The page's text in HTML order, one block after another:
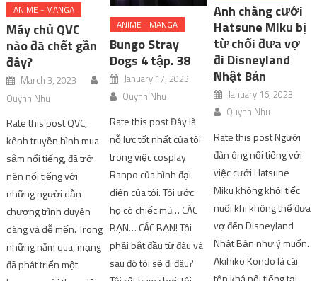
ANIME - MANGA
Máy chủ QVC
nào đã chết gần
đây?
March 3, 2023
Quynh Nhu
Rate this post QVC,
kênh truyền hình mua
sắm nổi tiếng, đã trở
nên nổi tiếng với
những người dẫn
chương trình duyên
dáng và dễ mến. Trong
những năm qua, mạng
đã phát triển một
ANIME - MANGA
Bungo Stray
Dogs 4 tập. 38
January 17, 2023
Quynh Nhu
Rate this post Đây là
nỗ lực tốt nhất của tôi
trong việc cosplay
Ranpo của hình đại
diện của tôi. Tôi ước
họ có chiếc mũ… CÁC
BẠN… CÁC BẠN! Tôi
phải bắt đầu từ đâu và
sau đó tôi sẽ đi đâu?
Anh chàng cưới
Hatsune Miku bị
từ chối đưa vợ
đi Disneyland
Nhật Bản
January 16, 2023
Quynh Nhu
Rate this post Người
đàn ông nổi tiếng với
việc cưới Hatsune
Miku không khỏi tiếc
nuối khi không thể đưa
vợ đến Disneyland
Nhật Bản như ý muốn.
Akihiko Kondo là cái